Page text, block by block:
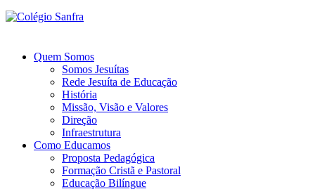
Quem Somos
Somos Jesuítas
Rede Jesuíta de Educação
História
Missão, Visão e Valores
Direção
Infraestrutura
Como Educamos
Proposta Pedagógica
Formação Cristã e Pastoral
Educação Bilíngue